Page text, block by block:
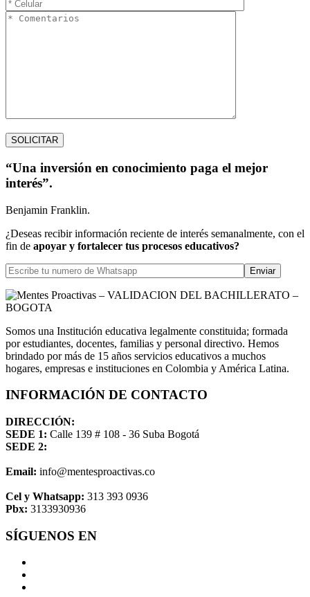
“Una inversión en conocimiento paga el mejor
interés”.
Benjamin Franklin.
¿Deseas recibir información reciente de interés semanalmente, con el
fin de apoyar y fortalecer tus procesos educativos?
Somos una Institución educativa legalmente constituida; formada
por estudiantes, docentes, familias y personal directivo. Hemos
brindado por más de 15 años servicios educativos a muchos
hogares, empresas e instituciones en Colombia y América Latina.
INFORMACIÓN DE CONTACTO
DIRECCIÓN:
SEDE 1: Calle 139 # 108 - 36 Suba Bogotá
SEDE 2:
Email: info@mentesproactivas.co
Cel y Whatsapp: 313 393 0936
Pbx: 3133930936
SÍGUENOS EN